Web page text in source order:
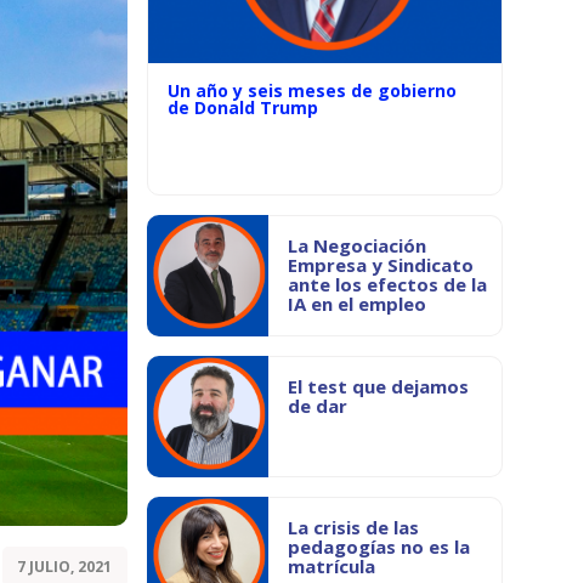
7 JULIO, 2021
Un año y seis meses de gobierno
de Donald Trump
La Negociación
Empresa y Sindicato
ante los efectos de la
IA en el empleo
El test que dejamos
de dar
La crisis de las
pedagogías no es la
matrícula